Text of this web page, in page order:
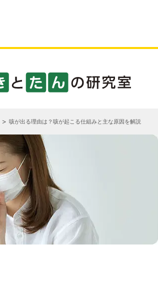
咳が出る理由は？咳が起こる仕組みと主な原因を解説